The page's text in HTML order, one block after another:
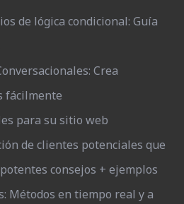
de lógica condicional: Guía
Crea
fácilmente
para su sitio web
de clientes potenciales que
consejos + ejemplos
Métodos en tiempo real y a